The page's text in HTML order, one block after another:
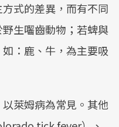
式的差異，而有不同
生囓齒動物；若蜱與
：鹿、牛，為主要吸
萊姆病為常見。其他